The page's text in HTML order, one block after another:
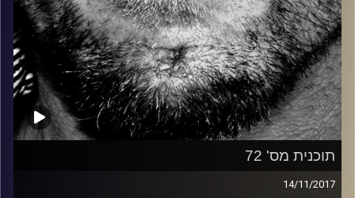
תוכנית מס' 72
14/11/2017